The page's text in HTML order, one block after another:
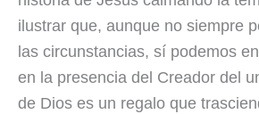
ilustrar que, aunque no siempre
las circunstancias, sí podemos
en la presencia del Creador del
de Dios es un regalo que